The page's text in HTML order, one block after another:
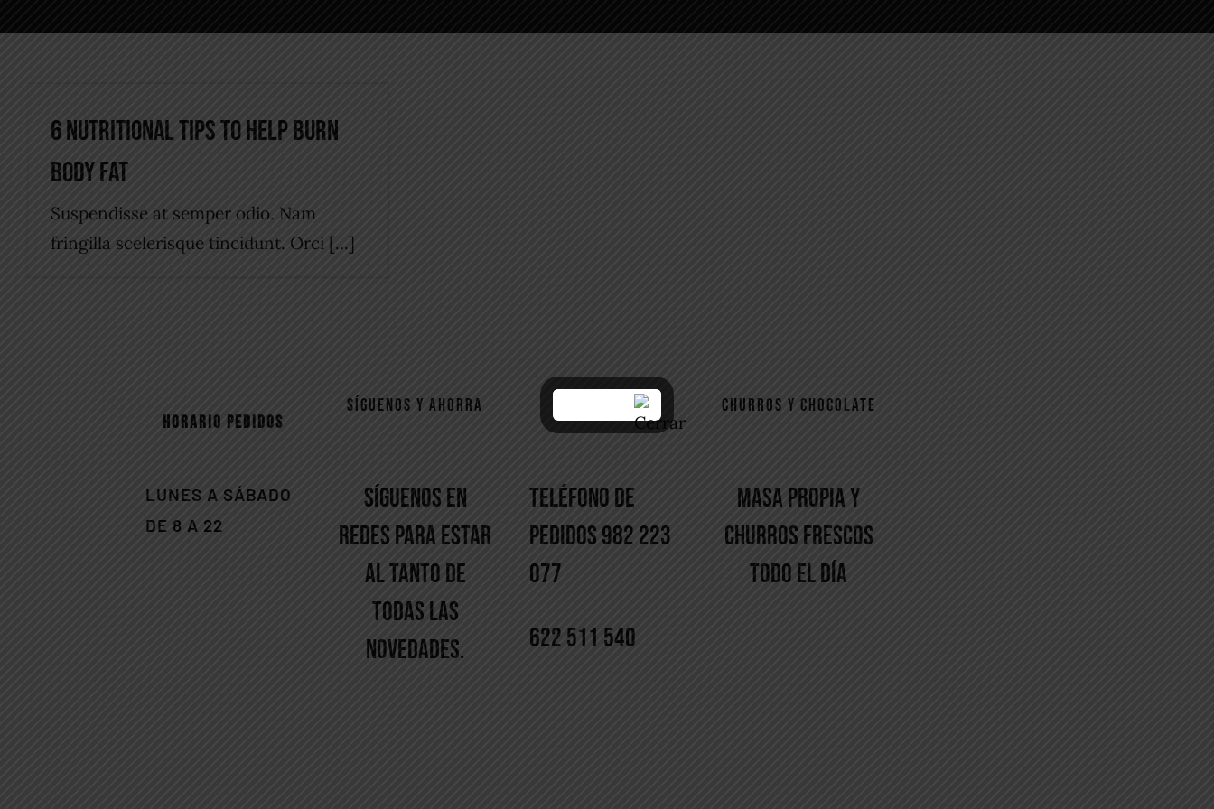
Daily Featured Tips & Tricks
6 Nutritional Tips to Help Burn
Body Fat
Suspendisse at semper odio. Nam
fringilla scelerisque tincidunt. Orci [...]
HORARIO PEDIDOS
LUNES A SÁBADO
DE 8 A 22
SÍGUENOS Y AHORRA
SÍGUENOS EN
REDES PARA ESTAR
AL TANTO DE
TODAS LAS
NOVEDADES.
LLAMA Y PIDE
TELÉFONO DE
PEDIDOS 982 223
077
622 511 540
CHURROS Y CHOCOLATE
MASA PROPIA Y
CHURROS FRESCOS
TODO EL DÍA